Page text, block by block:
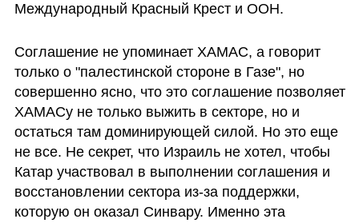
Международный Красный Крест и ООН.
Соглашение не упоминает ХАМАС, а говорит
только о "палестинской стороне в Газе", но
совершенно ясно, что это соглашение позволяет
ХАМАСу не только выжить в секторе, но и
остаться там доминирующей силой. Но это еще
не все. Не секрет, что Израиль не хотел, чтобы
Катар участвовал в выполнении соглашения и
восстановлении сектора из-за поддержки,
которую он оказал Синвару. Именно эта